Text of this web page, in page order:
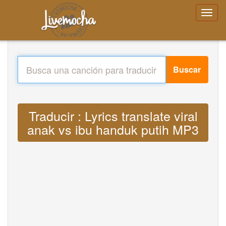
Buscar
Traducir : Lyrics translate viral
anak vs ibu handuk putih MP3